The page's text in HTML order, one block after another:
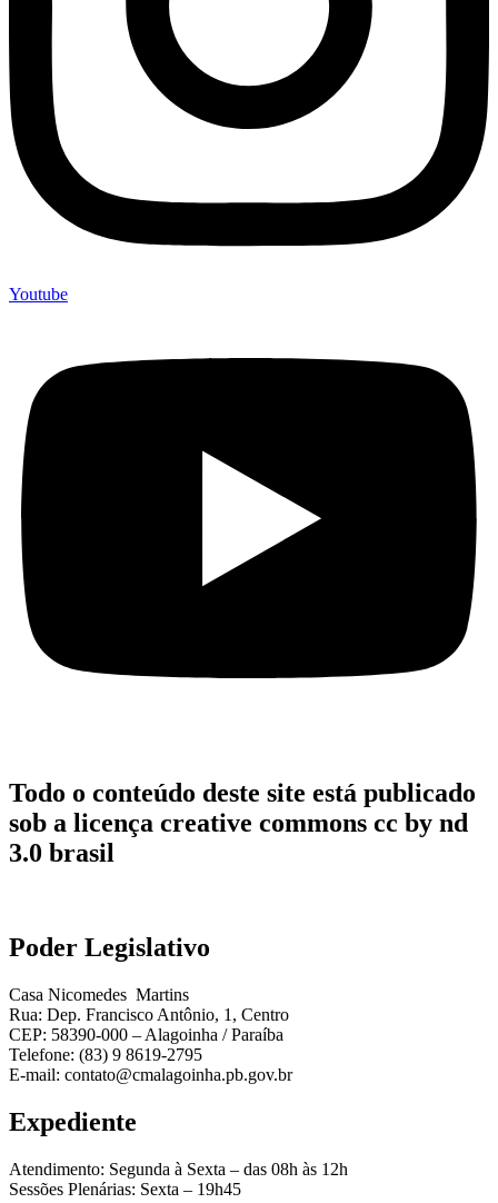
Youtube
Todo o conteúdo deste site está publicado
sob a licença creative commons cc by nd
3.0 brasil
Poder Legislativo
Casa Nicomedes Martins
Rua: Dep. Francisco Antônio, 1, Centro
CEP: 58390-000 – Alagoinha / Paraíba
Telefone: (83) 9 8619-2795
E-mail: contato@cmalagoinha.pb.gov.br
Expediente
Atendimento: Segunda à Sexta – das 08h às 12h
Sessões Plenárias: Sexta – 19h45